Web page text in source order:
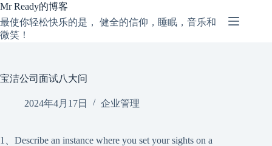
跳
过
内
容
Mr Ready的博客
最使你轻松快乐的是， 健全的信仰，睡眠，音乐和
微笑！
宝洁公司面试八大问
2024年4月17日 企业管理
1、Describe an instance where you set your sights on a